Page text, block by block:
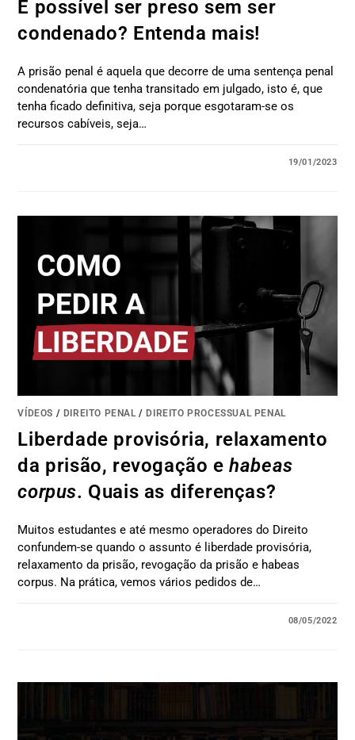
É possível ser preso sem ser
condenado? Entenda mais!
A prisão penal é aquela que decorre de uma sentença penal
condenatória que tenha transitado em julgado, isto é, que
tenha ficado definitiva, seja porque esgotaram-se os
recursos cabíveis, seja…
19/01/2023
VÍDEOS / DIREITO PENAL/DIREITO PROCESSUAL PENAL
Liberdade provisória, relaxamento
da prisão, revogação ehabeas
corpus. Quais as diferenças?
Muitos estudantes e até mesmo operadores do Direito
confundem-se quando o assunto é liberdade provisória,
relaxamento da prisão, revogação da prisão e habeas
corpus. Na prática, vemos vários pedidos de…
08/05/2022